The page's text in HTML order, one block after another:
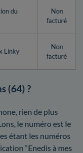
du
Non
facturé
Linky
Non
facturé
(64) ?
rien de plus
le numéro est le
étant les numéros
“Enedis à mes